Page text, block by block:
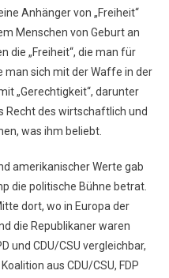
Anhänger von „Freiheit“
Menschen von Geburt an
die „Freiheit“, die man für
man sich mit der Waffe in der
„Gerechtigkeit“, darunter
Recht des wirtschaftlich und
was ihm beliebt.
amerikanischer Werte gab
die politische Bühne betrat.
dort, wo in Europa der
die Republikaner waren
und CDU/CSU vergleichbar,
aus CDU/CSU, FDP